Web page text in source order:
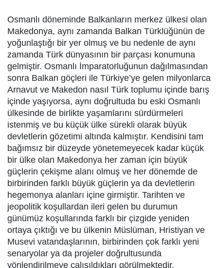
Osmanlı döneminde Balkanların merkez ülkesi olan
Makedonya, aynı zamanda Balkan Türklüğünün de
yoğunlaştığı bir yer olmuş ve bu nedenle de aynı
zamanda Türk dünyasının bir parçası konumuna
gelmiştir. Osmanlı İmparatorluğunun dağılmasından
sonra Balkan göçleri ile Türkiye’ye gelen milyonlarca
Arnavut ve Makedon nasıl Türk toplumu içinde barış
içinde yaşıyorsa, aynı doğrultuda bu eski Osmanlı
ülkesinde de birlikte yaşamlarını sürdürmeleri
istenmiş ve bu küçük ülke sürekli olarak büyük
devletlerin gözetimi altında kalmıştır. Kendisini tam
bağımsız bir düzeyde yönetemeyecek kadar küçük
bir ülke olan Makedonya her zaman için büyük
güçlerin çekişme alanı olmuş ve her dönemde de
birbirinden farklı büyük güçlerin ya da devletlerin
hegemonya alanları içine girmiştir. Tarihten ve
jeopolitik koşullardan ileri gelen bu durumun
günümüz koşullarında farklı bir çizgide yeniden
ortaya çıktığı ve bu ülkenin Müslüman, Hristiyan ve
Musevi vatandaşlarının, birbirinden çok farklı yeni
senaryolar ya da projeler doğrultusunda
yönlendirilmeye çalışıldıkları görülmektedir.